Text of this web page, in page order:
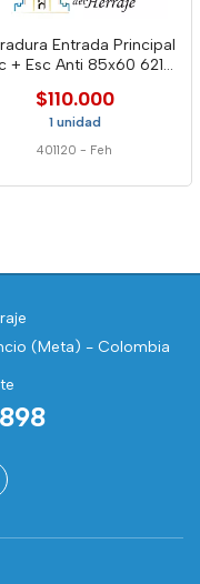
Entrada Principal
+ Esc Anti 85x60 6216
$110.000
1 unidad
401120 - Feh
(Meta) - Colombia